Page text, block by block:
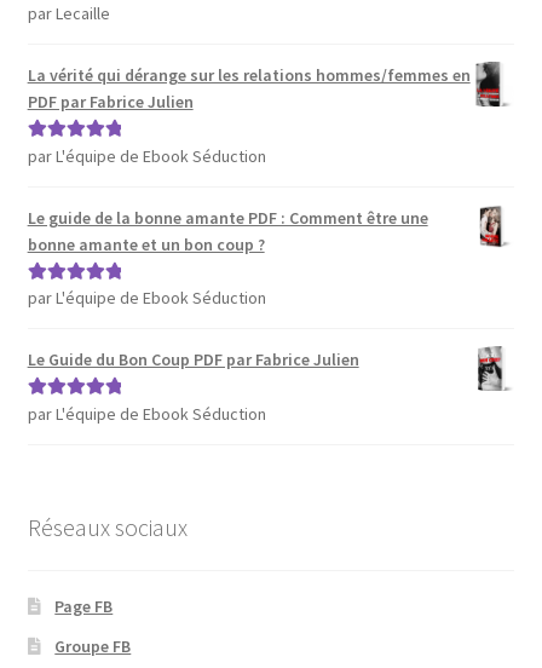
Note3
par Lecaille
La vérité qui dérange sur les relations hommes/femmes en
PDF par Fabrice Julien
Note5sur 5
par L'équipe de Ebook Séduction
Le guide de la bonne amante PDF : Comment être une
bonne amante et un bon coup ?
Note5sur 5
par L'équipe de Ebook Séduction
Le Guide du Bon Coup PDF par Fabrice Julien
Note5sur 5
par L'équipe de Ebook Séduction
Réseaux sociaux
Page FB
Groupe FB